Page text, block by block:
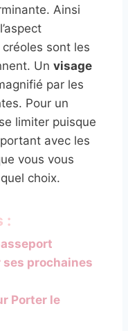
Ainsi
créoles sont les
Un visage
par les
Pour un
limiter puisque
avec les
vous vous
choix.
:
prochaines
Porter le